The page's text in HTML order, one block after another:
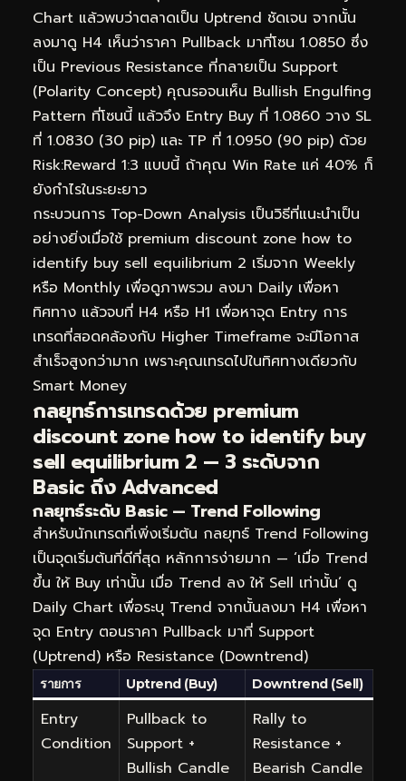
Chart แล้วพบว่าตลาดเป็น Uptrend ชัดเจน จากนั้น
ลงมาดู H4 เห็นว่าราคา Pullback มาที่โซน 1.0850 ซึ่ง
เป็น Previous Resistance ที่กลายเป็น Support
(Polarity Concept) คุณรอจนเห็น Bullish Engulfing
Pattern ที่โซนนี้ แล้วจึง Entry Buy ที่ 1.0860 วาง SL
ที่ 1.0830 (30 pip) และ TP ที่ 1.0950 (90 pip) ด้วย
Risk:Reward 1:3 แบบนี้ ถ้าคุณ Win Rate แค่ 40% ก็
ยังกำไรในระยะยาว
กระบวนการ Top-Down Analysis เป็นวิธีที่แนะนำเป็น
อย่างยิ่งเมื่อใช้ premium discount zone how to
identify buy sell equilibrium 2 เริ่มจาก Weekly
หรือ Monthly เพื่อดูภาพรวม ลงมา Daily เพื่อหา
ทิศทาง แล้วจบที่ H4 หรือ H1 เพื่อหาจุด Entry การ
เทรดที่สอดคล้องกับ Higher Timeframe จะมีโอกาส
สำเร็จสูงกว่ามาก เพราะคุณเทรดไปในทิศทางเดียวกับ
Smart Money
กลยุทธ์การเทรดด้วย premium
discount zone how to identify buy
sell equilibrium 2 — 3 ระดับจาก
Basic ถึง Advanced
กลยุทธ์ระดับ Basic — Trend Following
สำหรับนักเทรดที่เพิ่งเริ่มต้น กลยุทธ์ Trend Following
เป็นจุดเริ่มต้นที่ดีที่สุด หลักการง่ายมาก — ‘เมื่อ Trend
ขึ้น ให้ Buy เท่านั้น เมื่อ Trend ลง ให้ Sell เท่านั้น’ ดู
Daily Chart เพื่อระบุ Trend จากนั้นลงมา H4 เพื่อหา
จุด Entry ตอนราคา Pullback มาที่ Support
(Uptrend) หรือ Resistance (Downtrend)
รายการ Uptrend (Buy) Downtrend (Sell)
Entry
Condition
Pullback to
Support +
Bullish Candle
Rally to
Resistance +
Bearish Candle